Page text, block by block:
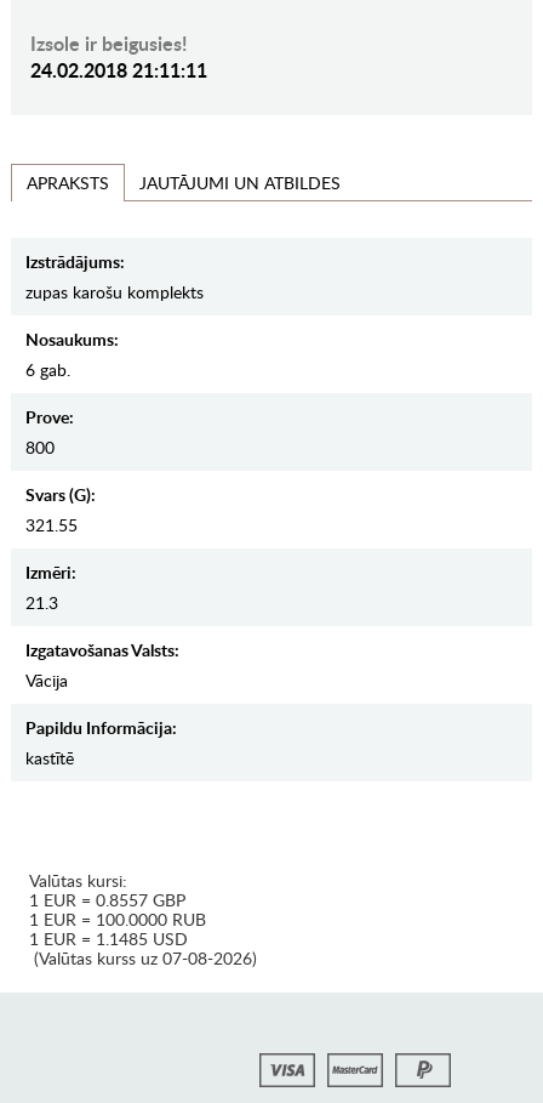
Izsole ir beigusies!
24.02.2018 21:11:11
APRAKSTS JAUTĀJUMI UN ATBILDES
Izstrādājums:
zupas karošu komplekts
Nosaukums:
6 gab.
Prove:
800
Svars (g):
321.55
Izmēri:
21.3
Izgatavošanas Valsts:
Vācija
Papildu Informācija:
kastītē
Valūtas kursi:
1 EUR = 0.8557 GBP
1 EUR = 100.0000 RUB
1 EUR = 1.1485 USD
(Valūtas kurss uz 07-08-2026)